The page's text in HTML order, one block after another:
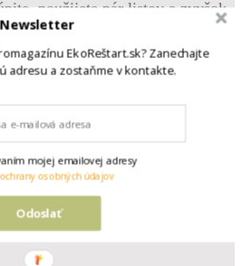
Newsletter
EkoReštart.sk? Zanechajte
adresu a zostaňme v kontakte.
Odoslať
mojej emailovej adresy
osobných údajov